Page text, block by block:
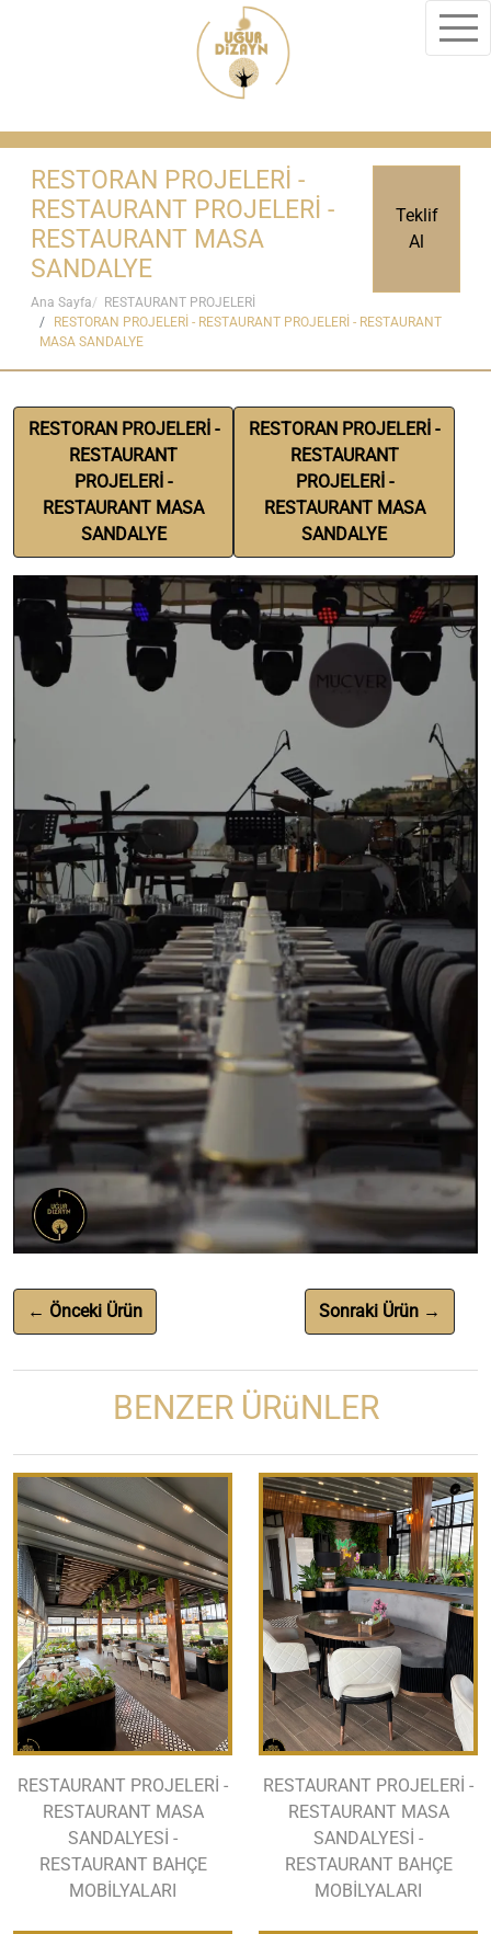
RESTORAN PROJELERİ -
RESTAURANT PROJELERİ -
RESTAURANT MASA
SANDALYE
Teklif
Al
Ana Sayfa
RESTAURANT PROJELERİ
RESTORAN PROJELERİ - RESTAURANT PROJELERİ - RESTAURANT
MASA SANDALYE
RESTORAN PROJELERİ -
RESTAURANT
PROJELERİ -
RESTAURANT MASA
SANDALYE
RESTORAN PROJELERİ -
RESTAURANT
PROJELERİ -
RESTAURANT MASA
SANDALYE
← Önceki Ürün Sonraki Ürün →
BENZER ÜRüNLER
RESTAURANT PROJELERİ -
RESTAURANT MASA
SANDALYESİ -
RESTAURANT BAHÇE
MOBİLYALARI
RESTAURANT PROJELERİ -
RESTAURANT MASA
SANDALYESİ -
RESTAURANT BAHÇE
MOBİLYALARI